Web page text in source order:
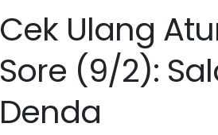
Cek Ulang
Sore (9/2):
Denda